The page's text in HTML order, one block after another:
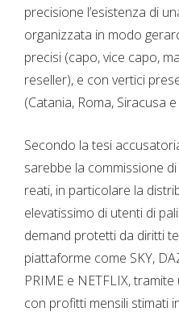
precisione l’esistenza di
organizzata in modo
precisi (capo, vice capo,
reseller), e con vertici
(Catania, Roma, Siracusa
Secondo la tesi
sarebbe la commissione
reati, in particolare la
elevatissimo di utenti di
demand protetti da diritti
piattaforme come SKY,
PRIME e NETFLIX,
con profitti mensili stimati